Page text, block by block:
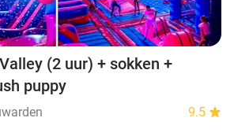
(2 uur) + sokken +
puppy
9.5